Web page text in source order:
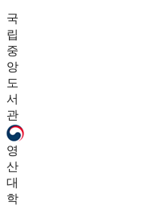
국
립
중
앙
도
서
관
영
산
대
학